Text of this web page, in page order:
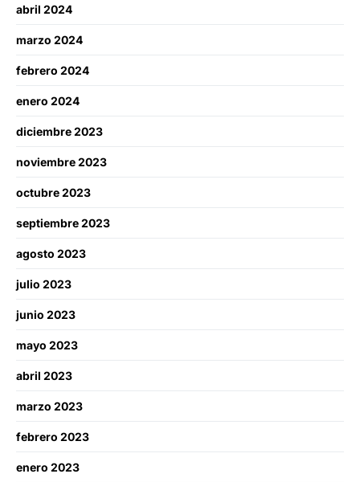
abril 2024
marzo 2024
febrero 2024
enero 2024
diciembre 2023
noviembre 2023
octubre 2023
septiembre 2023
agosto 2023
julio 2023
junio 2023
mayo 2023
abril 2023
marzo 2023
febrero 2023
enero 2023